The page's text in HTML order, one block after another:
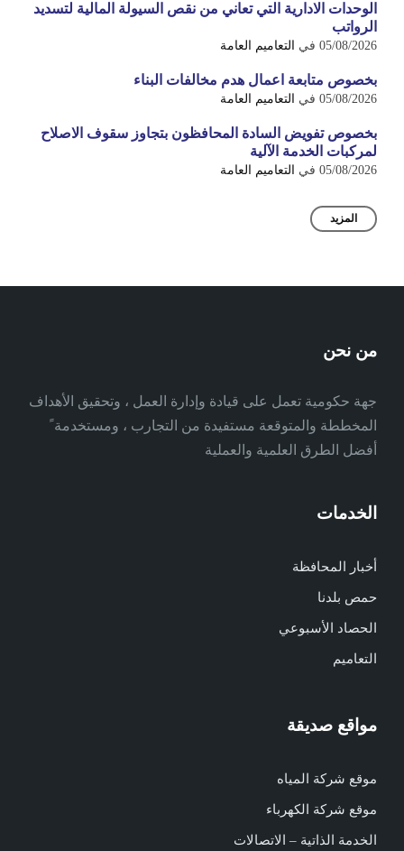
الوحدات الادارية التي تعاني من نقص السيولة المالية لتسديد
الرواتب
05/08/2026 في التعاميم العامة
بخصوص متابعة اعمال هدم مخالفات البناء
05/08/2026 في التعاميم العامة
بخصوص تفويض السادة المحافظون بتجاوز سقوف الاصلاح
لمركبات الخدمة الآلية
05/08/2026 في التعاميم العامة
المزيد
من نحن
جهة حكومية تعمل على قيادة وإدارة العمل ، وتحقيق الأهداف
المخططة والمتوقعة مستفيدة من التجارب ، ومستخدمة ً
أفضل الطرق العلمية والعملية
الخدمات
أخبار المحافظة
حمص بلدنا
الحصاد الأسبوعي
التعاميم
مواقع صديقة
موقع شركة المياه
موقع شركة الكهرباء
الخدمة الذاتية – الاتصالات